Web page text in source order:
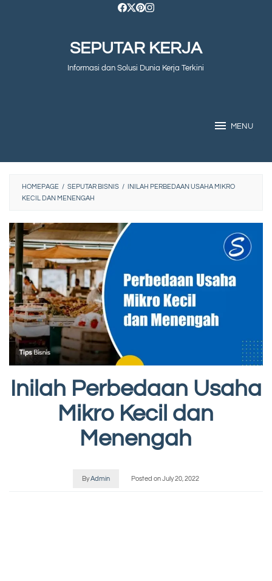
SEPUTAR KERJA
Informasi dan Solusi Dunia Kerja Terkini
MENU
HOMEPAGE / SEPUTAR BISNIS /
INILAH PERBEDAAN USAHA MIKRO
KECIL DAN MENENGAH
Inilah Perbedaan Usaha
Mikro Kecil dan
Menengah
ByAdmin Posted onJuly 20, 2022